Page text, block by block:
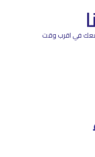
معك في اقرب وقت